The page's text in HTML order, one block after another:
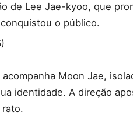
de Lee Jae-kyoo, que
o público.
Moon Jae,
identidade. A direção